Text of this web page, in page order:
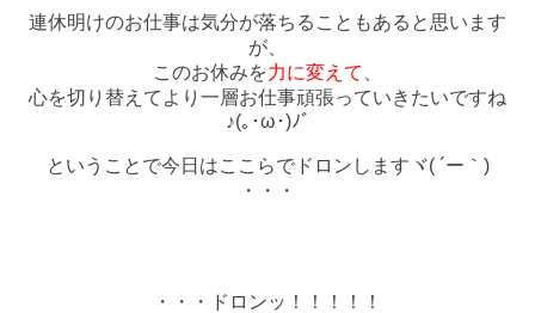
連休明けのお仕事は気分が落ちることもあると思います
が、
このお休みを力に変えて
心を切り替えてより一層お仕事頑張っていきたいですね
♪(｡･ω･)ﾉﾞ
ということで今日はここらでドロンしますヾ( ´ー｀)
・・・
・・・ドロンッ！！！！！